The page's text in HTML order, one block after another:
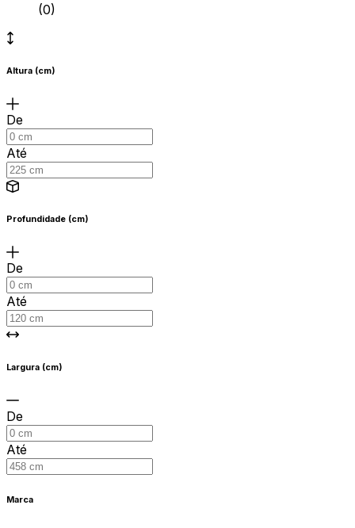
(0)
Altura (cm)
De
Até
Profundidade (cm)
De
Até
Largura (cm)
De
Até
Marca